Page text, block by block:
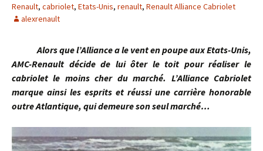
Renault, cabriolet, Etats-Unis, renault, Renault Alliance Cabriolet
alexrenault
Alors que l’Alliance a le vent en poupe aux Etats-Unis,
AMC-Renault décide de lui ôter le toit pour réaliser le
cabriolet le moins cher du marché. L’Alliance Cabriolet
marque ainsi les esprits et réussi une carrière honorable
outre Atlantique, qui demeure son seul marché…